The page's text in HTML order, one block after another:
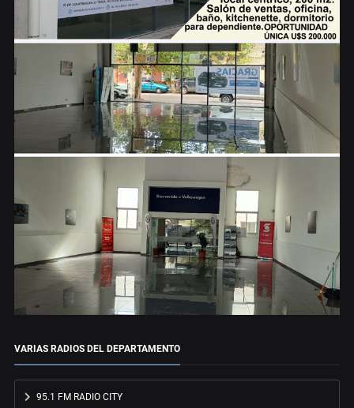
VARIAS RADIOS DEL DEPARTAMENTO
95.1 FM RADIO CITY